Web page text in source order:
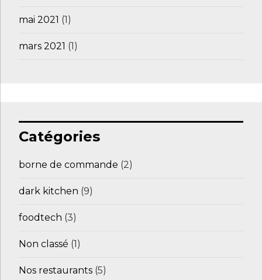
mai 2021 (1)
mars 2021 (1)
Catégories
borne de commande (2)
dark kitchen (9)
foodtech (3)
Non classé (1)
Nos restaurants (5)